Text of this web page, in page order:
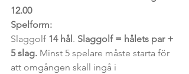
12.00
Spelform:
Slaggolf 14 hål . Slaggolf = hålets par +
5 slag. Minst 5 spelare måste starta för
att omgången skall ingå i